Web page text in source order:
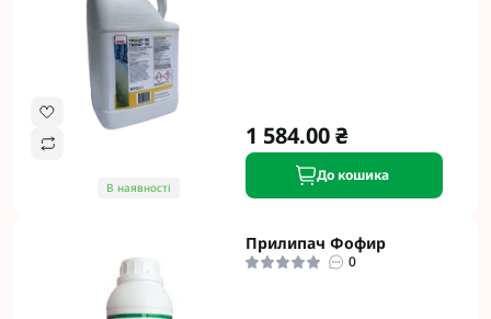
В наявності
1 584.00 ₴
До кошика
Прилипач Фофир
0